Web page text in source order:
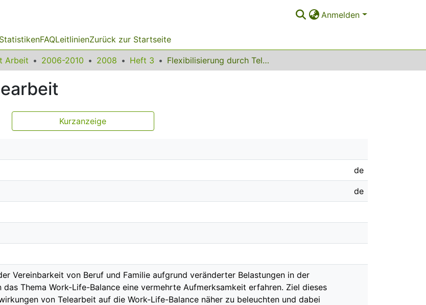
Anmelden
StatistikenFAQLeitlinienZurück zur Startseite
Arbeit 2006-2010 2008 Heft 3 Flexibilisierung durch Telearbeit
Kurzanzeige
de
de
Vereinbarkeit von Beruf und Familie aufgrund veränderter Belastungen in der
Thema Work-Life-Balance eine vermehrte Aufmerksamkeit erfahren. Ziel dieses
von Telearbeit auf die Work-Life-Balance näher zu beleuchten und dabei